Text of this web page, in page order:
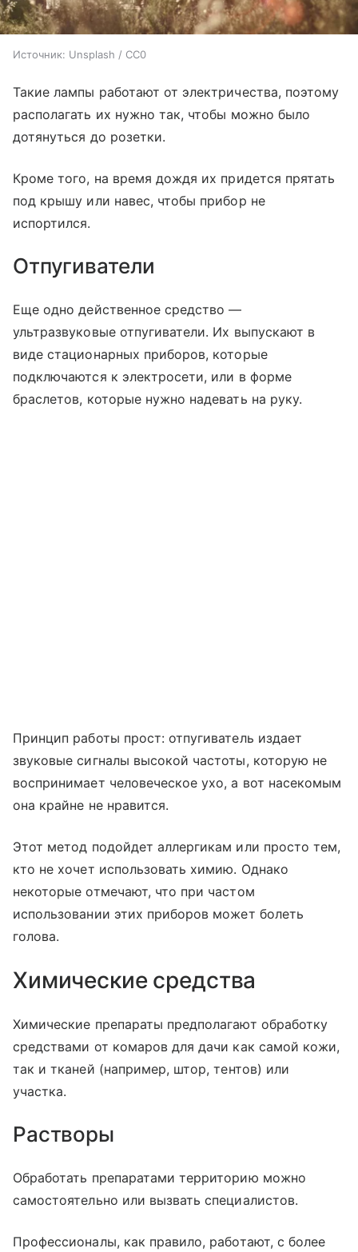
Источник: Unsplash / CC0
Такие лампы работают от электричества, поэтому
располагать их нужно так, чтобы можно было
дотянуться до розетки.
Кроме того, на время дождя их придется прятать
под крышу или навес, чтобы прибор не
испортился.
Отпугиватели
Еще одно действенное средство —
ультразвуковые отпугиватели. Их выпускают в
виде стационарных приборов, которые
подключаются к электросети, или в форме
браслетов, которые нужно надевать на руку.
Принцип работы прост: отпугиватель издает
звуковые сигналы высокой частоты, которую не
воспринимает человеческое ухо, а вот насекомым
она крайне не нравится.
Этот метод подойдет аллергикам или просто тем,
кто не хочет использовать химию. Однако
некоторые отмечают, что при частом
использовании этих приборов может болеть
голова.
Химические средства
Химические препараты предполагают обработку
средствами от комаров для дачи как самой кожи,
так и тканей (например, штор, тентов) или
участка.
Растворы
Обработать препаратами территорию можно
самостоятельно или вызвать специалистов.
Профессионалы, как правило, работают, с более